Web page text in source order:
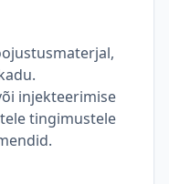
injekteerimise
tingimustele